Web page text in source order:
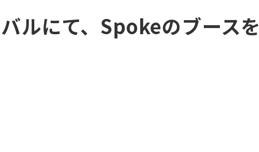
ルにて、Spokeのブース